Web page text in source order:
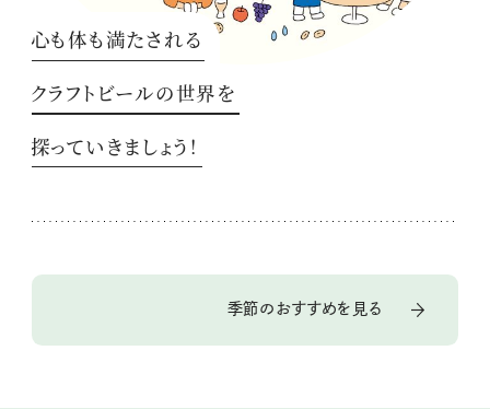
心も体も満たされる
クラフトビールの世界を
探っていきましょう！
季節のおすすめを見る